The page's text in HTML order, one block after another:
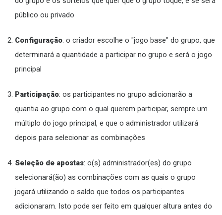
público ou privado
Configuração: o criador escolhe o "jogo base" do grupo, que
determinará a quantidade a participar no grupo e será o jogo
principal
Participação: os participantes no grupo adicionarão a
quantia ao grupo com o qual querem participar, sempre um
múltiplo do jogo principal, e que o administrador utilizará
depois para selecionar as combinações
Seleção de apostas: o(s) administrador(es) do grupo
selecionará(ão) as combinações com as quais o grupo
jogará utilizando o saldo que todos os participantes
adicionaram. Isto pode ser feito em qualquer altura antes do